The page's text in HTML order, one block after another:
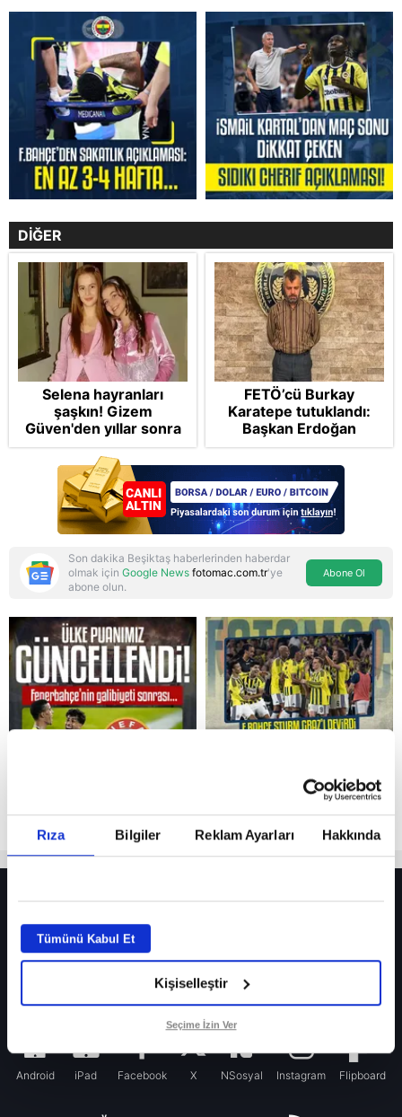
Rıza Bilgiler Reklam Ayarları Hakkında
Tümünü Kabul Et
Kişiselleştir
Seçime İzin Ver
Reddet
DİĞER
Selena hayranları
şaşkın! Gizem
Güven'den yıllar sonra
gelen Cansu Demirci
itirafı! "Konuşmuyoruz"
FETÖ’cü Burkay
Karatepe tutuklandı:
Başkan Erdoğan
şikayetçi oldu! 5 suçtan
dava talebi
Son dakika Beşiktaş haberlerinden haberdar
olmak için Google News fotomac.com.tr'ye
abone olun.
Abone Ol
Fenerbahçe’de sürpriz ayrılık ihtimali! Devre arasında gelmişti
Fenerbahçe’nin yeni transferi Mason Greenwood için olay sözler!
Galatasaray’da rota yeniden Thiago Almada!
Android iPad Facebook X NSosyal Instagram Flipboard